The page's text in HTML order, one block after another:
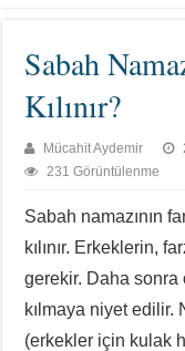
Sabah
Kılınır?
Mücahit Aydemir
231 Görüntülenme
Sabah namazının
kılınır. Erkeklerin,
gerekir. Daha sonra
kılmaya niyet edilir.
(erkekler için kulak